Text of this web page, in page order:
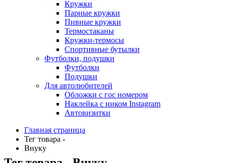
Кружки
Парные кружки
Пивные кружки
Термостаканы
Кружки-термосы
Спортивные бутылки
Футболки, подушки
Футболки
Подушки
Для автолюбителей
Обложки с гос номером
Наклейка с ником Instagram
Автовизитки
Главная страница
Тег товара -
Внуку